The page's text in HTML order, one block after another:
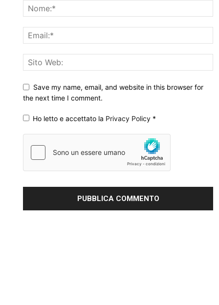
Save my name, email, and website in this browser for
the next time I comment.
Ho letto e accettato la Privacy Policy *